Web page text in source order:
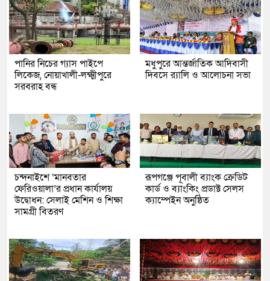
পানির নিচের গ্যাস পাইপে
লিকেজ, নোয়াখালী-লক্ষ্মীপুরে
সরবরাহ বন্ধ
মধুপুরে আন্তর্জাতিক আদিবাসী
দিবসে র‍্যালি ও আলোচনা সভা
চন্দনাইশে ‘মানবতার
ফেরিওয়ালা’র প্রধান কার্যালয়
উদ্বোধন: সেলাই মেশিন ও শিক্ষা
সামগ্রী বিতরণ
রূপগঞ্জে পূবালী ব্যাংক ক্রেডিট
কার্ড ও ব্যাংকিং প্রডাক্ট সেলস
ক্যাম্পেইন অনুষ্ঠিত